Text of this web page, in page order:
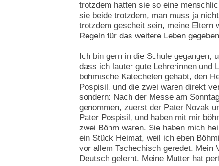
trotzdem hatten sie so eine
sie beide trotzdem, man muss ja
trotzdem gescheit sein, meine Eltern
Regeln für das weitere Leben
Ich bin gern in die Schule gegangen,
dass ich lauter gute Lehrerinnen und
böhmische Katecheten gehabt, den
Pospisil, und die zwei waren direkt
sondern: Nach der Messe am
genommen, zuerst der Pater Novak
Pater Pospisil, und haben mit mir
zwei Böhm waren. Sie haben mich
ein Stück Heimat, weil ich eben
vor allem Tschechisch geredet. Mein
Deutsch gelernt. Meine Mutter hat